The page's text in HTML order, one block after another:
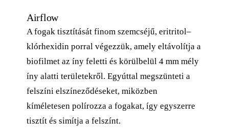
Airflow
A fogak tisztítását finom szemcséjű, eritritol–
klórhexidin porral végezzük, amely eltávolítja a
biofilmet az íny feletti és körülbelül 4 mm mély
íny alatti területekről. Egyúttal megszünteti a
felszíni elszíneződéseket, miközben
kíméletesen polírozza a fogakat, így egyszerre
tisztít és simítja a felszínt.